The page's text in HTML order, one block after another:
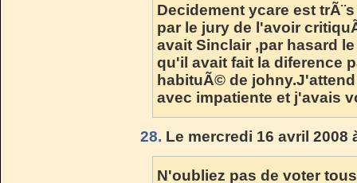
Decidement ycare est
par le jury de l'avoir
avait Sinclair ,par hasard
qu'il avait fait la diference
habituÃ© de
avec impatiente et j'avais
28. Le mercredi 16 avril 2008
N'oubliez pas de voter